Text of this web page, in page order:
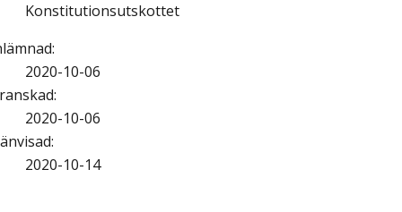
Konstitutionsutskottet
:
2020-10-06
:
2020-10-06
:
2020-10-14